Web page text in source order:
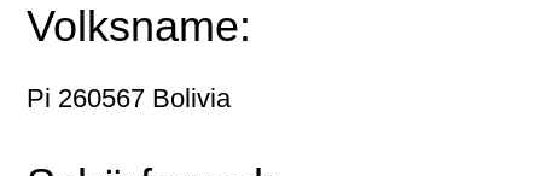
Volksname:
Pi 260567 Bolivia